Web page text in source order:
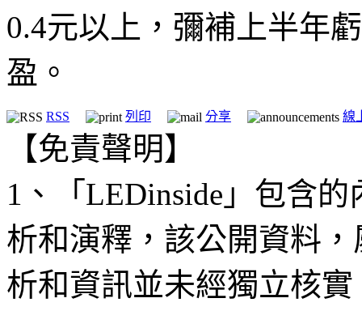
0.4元以上，彌補上半年
盈。
RSS 列印 分享 線
【免責聲明】
1、「LEDinside」包含
析和演釋，該公開資料
析和資訊並未經獨立核